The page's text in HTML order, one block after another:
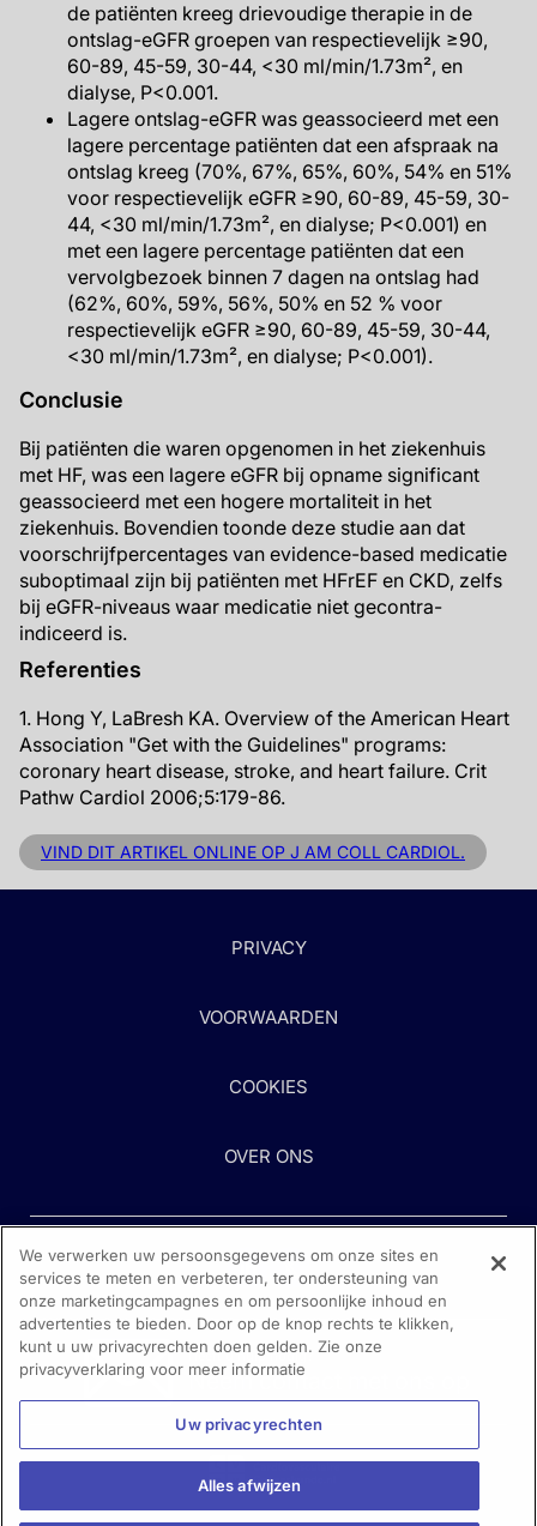
de patiënten kreeg drievoudige therapie in de
ontslag-eGFR groepen van respectievelijk ≥90,
60-89, 45-59, 30-44, <30 ml/min/1.73m², en
dialyse, P<0.001.
Lagere ontslag-eGFR was geassocieerd met een
lagere percentage patiënten dat een afspraak na
ontslag kreeg (70%, 67%, 65%, 60%, 54% en 51%
voor respectievelijk eGFR ≥90, 60-89, 45-59, 30-
44, <30 ml/min/1.73m², en dialyse; P<0.001) en
met een lagere percentage patiënten dat een
vervolgbezoek binnen 7 dagen na ontslag had
(62%, 60%, 59%, 56%, 50% en 52 % voor
respectievelijk eGFR ≥90, 60-89, 45-59, 30-44,
<30 ml/min/1.73m², en dialyse; P<0.001).
Conclusie
Bij patiënten die waren opgenomen in het ziekenhuis
met HF, was een lagere eGFR bij opname significant
geassocieerd met een hogere mortaliteit in het
ziekenhuis. Bovendien toonde deze studie aan dat
voorschrijfpercentages van evidence-based medicatie
suboptimaal zijn bij patiënten met HFrEF en CKD, zelfs
bij eGFR-niveaus waar medicatie niet gecontra-
indiceerd is.
Referenties
1. Hong Y, LaBresh KA. Overview of the American Heart
Association "Get with the Guidelines" programs:
coronary heart disease, stroke, and heart failure. Crit
Pathw Cardiol 2006;5:179-86.
VIND DIT ARTIKEL ONLINE OP J AM COLL CARDIOL.
PRIVACY
VOORWAARDEN
COOKIES
OVER ONS
Heeft u hulp nodig?
Neem contact met ons op
We verwerken uw persoonsgegevens om onze sites en
services te meten en verbeteren, ter ondersteuning van
onze marketingcampagnes en om persoonlijke inhoud en
advertenties te bieden. Door op de knop rechts te klikken,
kunt u uw privacyrechten doen gelden. Zie onze
privacyverklaring voor meer informatie
Uw privacyrechten
Alles afwijzen